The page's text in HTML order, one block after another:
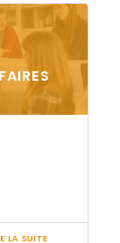
LA SUITE